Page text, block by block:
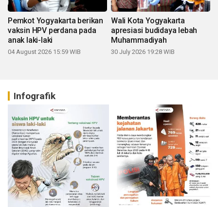
Pemkot Yogyakarta berikan
vaksin HPV perdana pada
anak laki-laki
04 August 2026 15:59 WIB
Wali Kota Yogyakarta
apresiasi budidaya lebah
Muhammadiyah
30 July 2026 19:28 WIB
Infografik